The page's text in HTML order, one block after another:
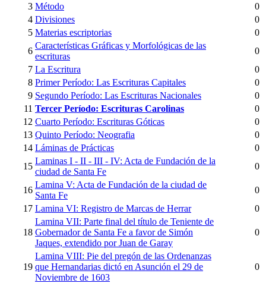
3 Método
0
4 Divisiones
0
5 Materias escriptorias
0
6
Características Gráficas y Morfológicas de las
escrituras
0
7 La Escritura
0
8 Primer Período: Las Escrituras Capitales
0
9 Segundo Período: Las Escrituras Nacionales
0
11 Tercer Período: Escrituras Carolinas
0
12 Cuarto Período: Escrituras Góticas
0
13 Quinto Período: Neografia
0
14 Láminas de Prácticas
0
15
Laminas I - II - III - IV: Acta de Fundación de la
ciudad de Santa Fe
0
16
Lamina V: Acta de Fundación de la ciudad de
Santa Fe
0
17 Lamina VI: Registro de Marcas de Herrar 0
18
Lamina VII: Parte final del título de Teniente de
Gobernador de Santa Fe a favor de Simón
Jaques, extendido por Juan de Garay
0
19
Lamina VIII: Pie del pregón de las Ordenanzas
que Hernandarias dictó en Asunción el 29 de
Noviembre de 1603
0